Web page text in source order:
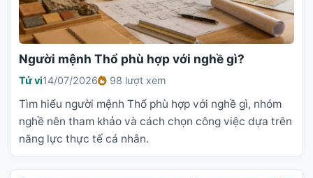
Người mệnh Thổ phù hợp với nghề gì?
Tử vi14/07/2026 98 lượt xem
Tìm hiểu người mệnh Thổ phù hợp với nghề gì, nhóm
nghề nên tham khảo và cách chọn công việc dựa trên
năng lực thực tế cá nhân.